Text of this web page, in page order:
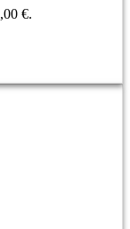
€.